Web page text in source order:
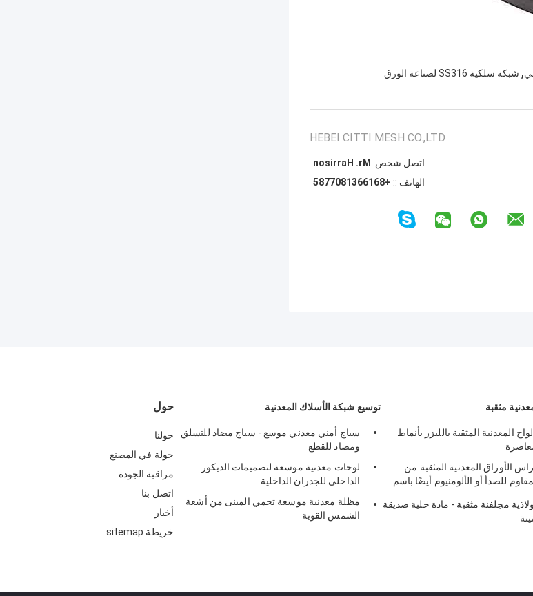
, شبكة سلكية SS316 لصناعة الورق
HEBEI CITTI MESH CO.,LTD
اتصل شخص: Mr. Harrison
الهاتف :: +8616631807785
حول
حولنا
جولة في المصنع
مراقبة الجودة
اتصل بنا
أخبار
خريطة sitemap
توسيع شبكة الأسلاك المعدنية
سياج أمني معدني موسع - سياج مضاد للتسلق
ومضاد للقطع
لوحات معدنية موسعة لتصميمات الديكور
الداخلي للجدران الداخلية
مظلة معدنية موسعة تحمي المبنى من أشعة
الشمس القوية
مثقبة
المعدنية المثقبة بالليزر بأنماط
الأوراق المعدنية المثقبة من
للصدأ أو الألومنيوم أيضًا باسم
مجلفنة مثقبة - مادة حلية صديقة